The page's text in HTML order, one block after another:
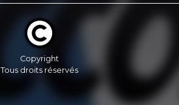
Copyright
Tous droits réservés